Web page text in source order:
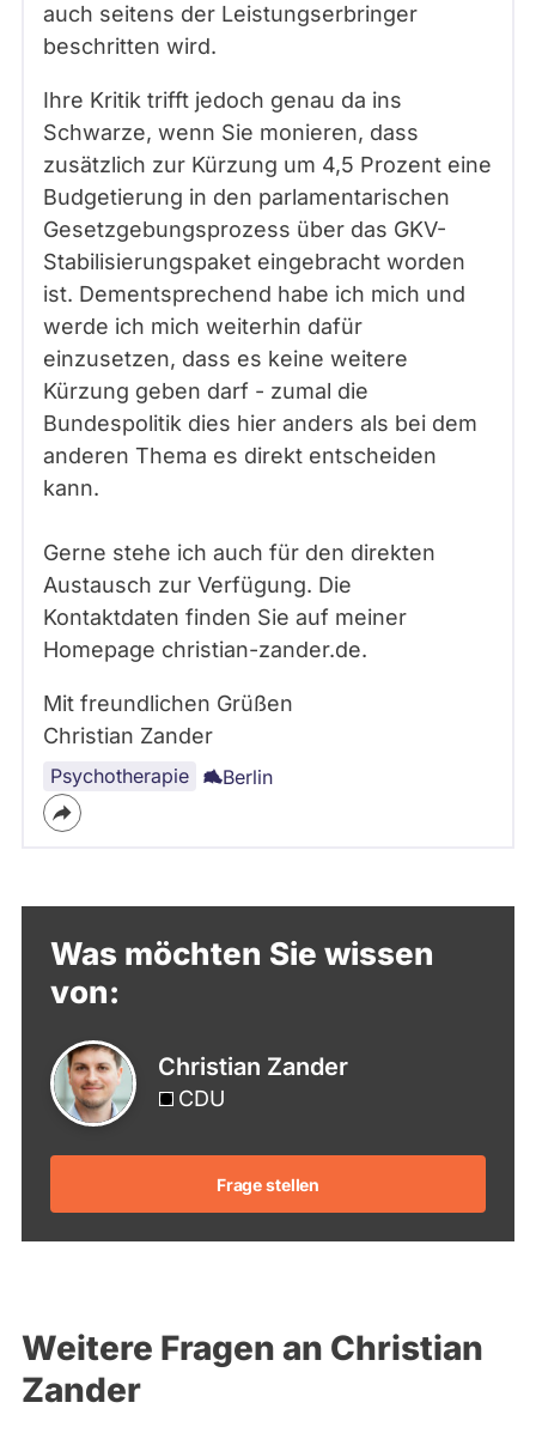
auch seitens der Leistungserbringer
beschritten wird.
Ihre Kritik trifft jedoch genau da ins
Schwarze, wenn Sie monieren, dass
zusätzlich zur Kürzung um 4,5 Prozent eine
Budgetierung in den parlamentarischen
Gesetzgebungsprozess über das GKV-
Stabilisierungspaket eingebracht worden
ist. Dementsprechend habe ich mich und
werde ich mich weiterhin dafür
einzusetzen, dass es keine weitere
Kürzung geben darf - zumal die
Bundespolitik dies hier anders als bei dem
anderen Thema es direkt entscheiden
kann.
Gerne stehe ich auch für den direkten
Austausch zur Verfügung. Die
Kontaktdaten finden Sie auf meiner
Homepage christian-zander.de.
Mit freundlichen Grüßen
Christian Zander
Psychotherapie Berlin
Was möchten Sie wissen
von:
Christian Zander
CDU
Frage stellen
Weitere Fragen an Christian
Zander